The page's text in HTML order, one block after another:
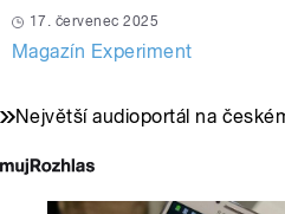
17. červenec 2025
Magazín Experiment
Největší audioportál na